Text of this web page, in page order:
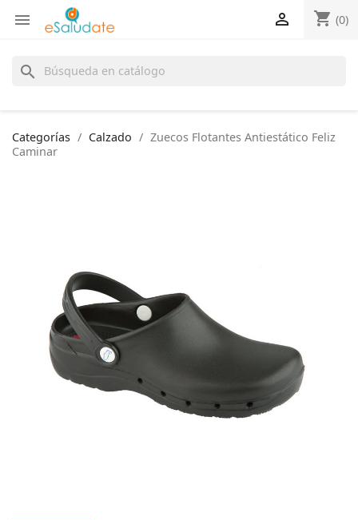
 shopping_cart (0)

search
Categorías Calzado
Zuecos Flotantes Antiestático Feliz
Caminar